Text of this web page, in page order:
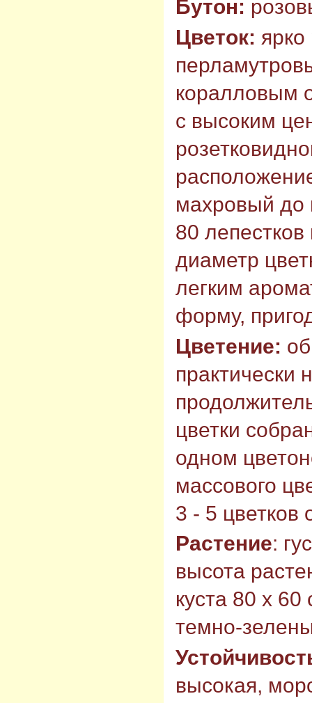
Бутон:
Цветок:
коралловым
с высоким
махровый до
80
диаметр
легким
форму,
Цветение:
практически
цветки
одном
массового
3 - 5 цветков
Растение:
высота
куста 80 х
темно-
высокая,